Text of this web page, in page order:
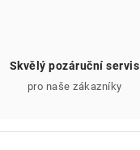
Skvělý pozáruční servis
pro naše zákazníky